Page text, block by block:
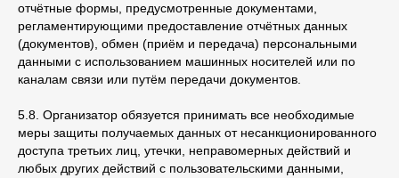
отчётные формы, предусмотренные документами,
регламентирующими предоставление отчётных данных
(документов), обмен (приём и передача) персональными
данными с использованием машинных носителей или по
каналам связи или путём передачи документов.
5.8. Организатор обязуется принимать все необходимые
меры защиты получаемых данных от несанкционированного
доступа третьих лиц, утечки, неправомерных действий и
любых других действий с пользовательскими данными,